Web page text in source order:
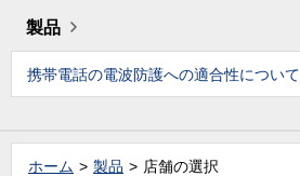
製品
携帯電話の電波防護への適合性について
ホーム 製品 店舗の選択